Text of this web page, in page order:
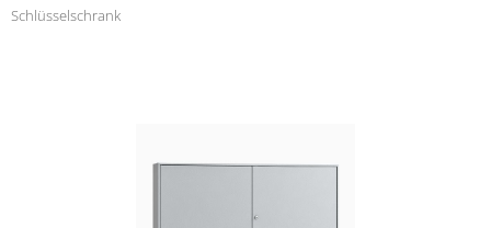
Schlüsselschrank